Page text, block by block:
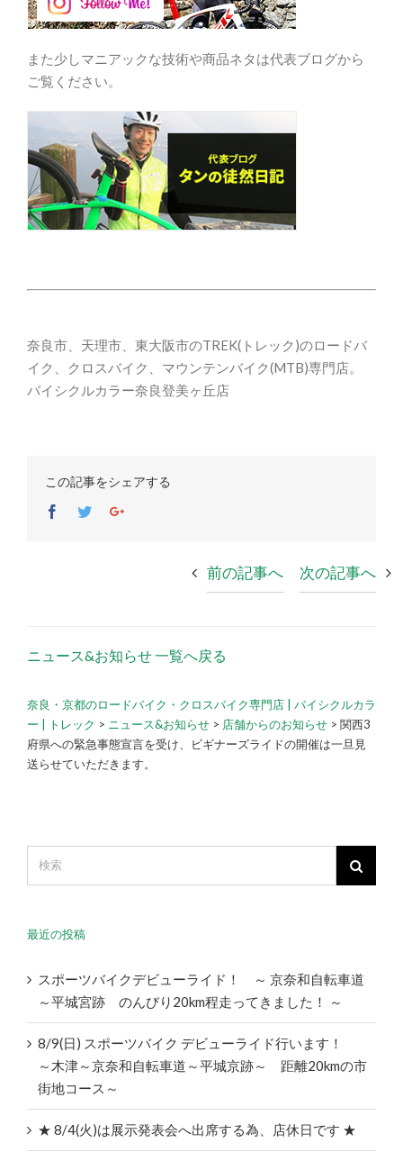
また少しマニアックな技術や商品ネタは代表ブログから
ご覧ください。
奈良市、天理市、東大阪市のTREK(トレック)のロードバ
イク、クロスバイク、マウンテンバイク(MTB)専門店。
バイシクルカラー奈良登美ヶ丘店
この記事をシェアする
Facebook
TwitterGoogle+
前の記事へ 次の記事へ
ニュース&お知らせ 一覧へ戻る
奈良・京都のロードバイク・クロスバイク専門店 | バイシクルカラ
ー | トレック > ニュース&お知らせ > 店舗からのお知らせ > 関西3
府県への緊急事態宣言を受け、ビギナーズライドの開催は一旦見
送らせていただきます。
最近の投稿
スポーツバイクデビューライド！ ～ 京奈和自転車道
～平城宮跡 のんびり20km程走ってきました！ ～
8/9(日) スポーツバイク デビューライド行います！
～木津～京奈和自転車道～平城京跡～ 距離20kmの市
街地コース～
★ 8/4(火)は展示発表会へ出席する為、店休日です ★